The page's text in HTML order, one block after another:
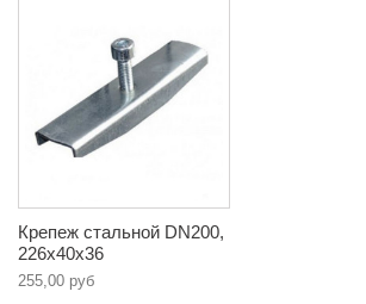
Крепеж стальной DN200,
226х40х36
255,00 руб